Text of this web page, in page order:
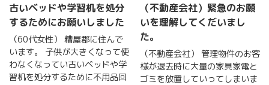
古いベッドや学習机を処分
するためにお願いしました
（60代女性） 糟屋郡に住んで
います。 子供が大きくなって使
わなくなってい古いベッドや学
習机を処分するために不用品回
（不動産会社）緊急のお願
いを理解してくだいまし
た。
（不動産会社） 管理物件のお客
様が退去時に大量の家具家電と
ゴミを放置していってしまいま